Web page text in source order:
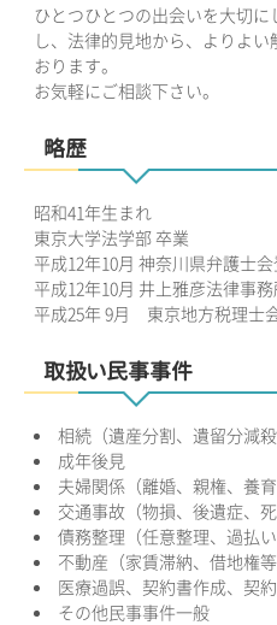
ひとつひとつの出会いを大切
し、法律的見地から、よりよ
おります。
お気軽にご相談下さい。
略歴
昭和41年生まれ
東京大学法学部 卒業
平成12年10月 神奈川県弁護士
平成12年10月 井上雅彦法律事
平成25年 9月 東京地方税理士
取扱い民事事件
相続（遺産分割、遺留分減殺
成年後見
夫婦関係（離婚、親権、養
交通事故（物損、後遺症、死
債務整理（任意整理、過払
不動産（家賃滞納、借地権等
医療過誤、契約書作成、契
その他民事事件一般